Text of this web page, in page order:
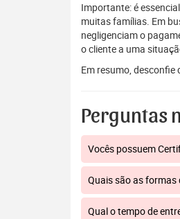
Importante: é
muitas famílias. Em
negligenciam o
o cliente a uma
Em resumo,
Perguntas
Vocês possuem
Quais são as formas
Qual o tempo de